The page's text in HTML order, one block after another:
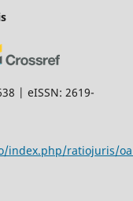
| eISSN: 2619-
index.php/ratiojuris/